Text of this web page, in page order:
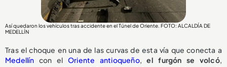
Así quedaron los vehículos tras accidente en el Túnel de Oriente. FOTO: ALCALDÍA DE
MEDELLÍN
Tras el choque en una de las curvas de esta vía que conecta a
Medellín con el Oriente antioqueño,el furgón se volcó,